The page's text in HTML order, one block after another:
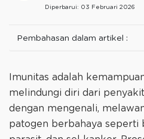
Diperbarui: 03 Februari 2026
Pembahasan dalam artikel :
Imunitas adalah
melindungi diri dari
dengan mengenali,
patogen berbahaya seperti